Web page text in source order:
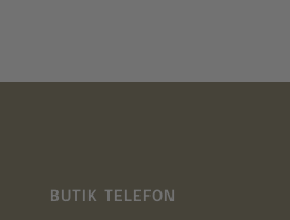
BUTIK TELEFON